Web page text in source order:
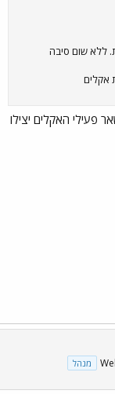
ללא שום סיבה
אקלים
פעילי האקלים יצילו
מנהל